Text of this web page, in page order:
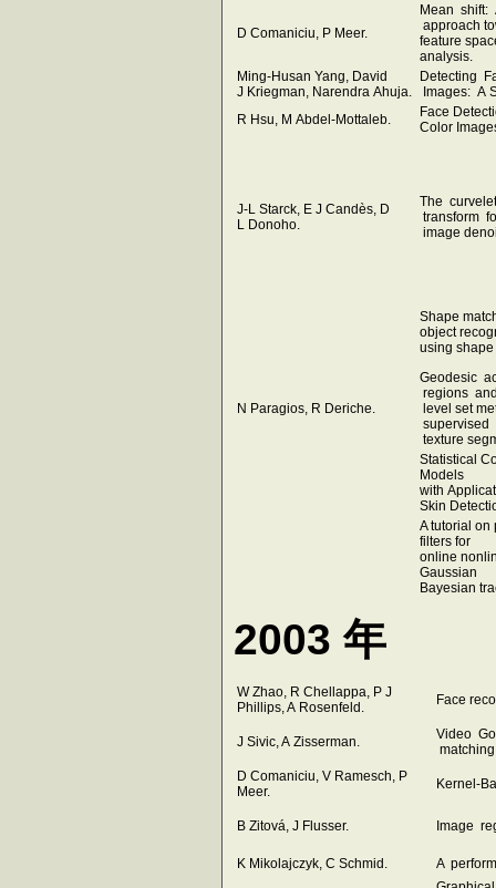
D Comaniciu, P Meer.
Mean shift:
approach
feature
analysis.
Ming-Husan Yang, David
J Kriegman, Narendra Ahuja.
Detecting
Images: A
R Hsu, M Abdel-Mottaleb.
Face
Color
J-L Starck, E J Candès, D
L Donoho.
The curvelet
transform
image
Shape
object
using
N Paragios, R Deriche.
Geodesic
regions
level set
supervised
texture
Statistical
Models
with
Skin
A tutorial on
filters for
online
Gaussian
Bayesian
2003 年
W Zhao, R Chellappa, P J
Phillips, A Rosenfeld.
Face
J Sivic, A Zisserman.
Video
D Comaniciu, V Ramesch, P
Meer.
Kernel-
B Zitová, J Flusser. Image
K Mikolajczyk, C Schmid.
A